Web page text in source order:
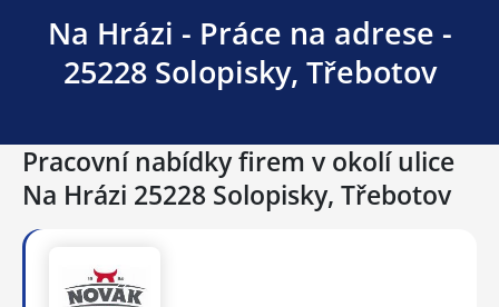
Na Hrázi - Práce na adrese -
25228 Solopisky, Třebotov
Pracovní nabídky firem v okolí ulice
Na Hrázi 25228 Solopisky, Třebotov